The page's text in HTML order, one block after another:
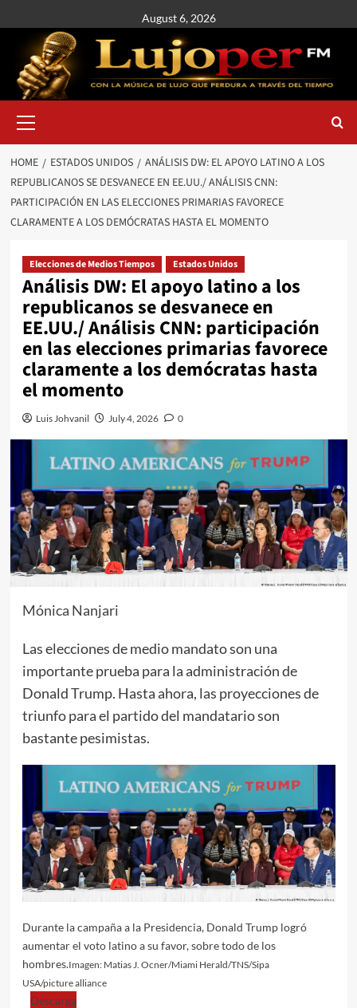
August 6, 2026
HOME ESTADOS UNIDOS
ANÁLISIS DW: EL APOYO LATINO A LOS
REPUBLICANOS SE DESVANECE EN EE.UU./ ANÁLISIS CNN:
PARTICIPACIÓN EN LAS ELECCIONES PRIMARIAS FAVORECE
CLARAMENTE A LOS DEMÓCRATAS HASTA EL MOMENTO
Elecciones de Medios Tiempos Estados Unidos
Análisis DW: El apoyo latino a los
republicanos se desvanece en
EE.UU./ Análisis CNN: participación
en las elecciones primarias favorece
claramente a los demócratas hasta
el momento
Luis Johvanil July 4, 2026 0
Mónica Nanjari
Las elecciones de medio mandato son una
importante prueba para la administración de
Donald Trump. Hasta ahora, las proyecciones de
triunfo para el partido del mandatario son
bastante pesimistas.
Durante la campaña a la Presidencia, Donald Trump logró
aumentar el voto latino a su favor, sobre todo de los
hombres.Imagen: Matias J. Ocner/Miami Herald/TNS/Sipa
USA/picture alliance
Descarga